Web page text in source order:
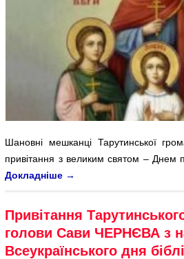
Шановні мешканці Тарутинської
привітання з великим святом – Днем
Докладніше →
Привітання
голови Сави ЧЕРНЄВА з
Всеукраїнського дня